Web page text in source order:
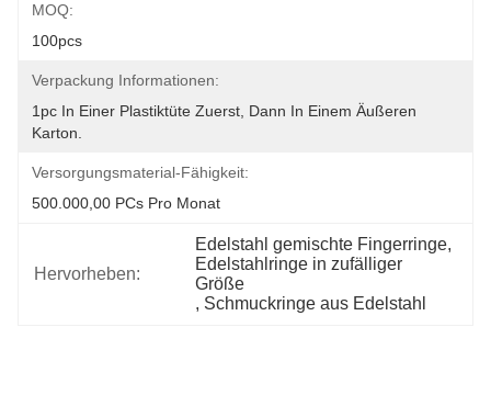
MOQ:
100pcs
Verpackung Informationen:
1pc In Einer Plastiktüte Zuerst, Dann In Einem Äußeren
Karton.
Versorgungsmaterial-Fähigkeit:
500.000,00 PCs Pro Monat
Hervorheben:
Edelstahl gemischte Fingerringe
Edelstahlringe in zufälliger
Größe
, Schmuckringe aus Edelstahl